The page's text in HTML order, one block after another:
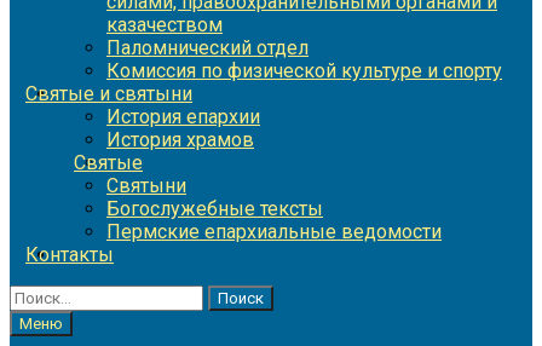
казачеством
Паломнический отдел
Комиссия по физической культуре и спорту
Святые и святыни
История епархии
История храмов
Святые
Святыни
Богослужебные тексты
Пермские епархиальные ведомости
Контакты
Найти:
Меню